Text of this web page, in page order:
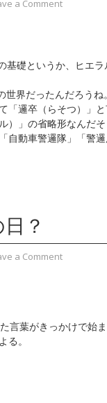
a Comment
基礎というか、ヒエ
世界だったんだろう
「邏卒（らそつ）」
）」の省略形なんだ
自動車警邏隊」「警
？
a Comment
言葉がきっかけで始
る。